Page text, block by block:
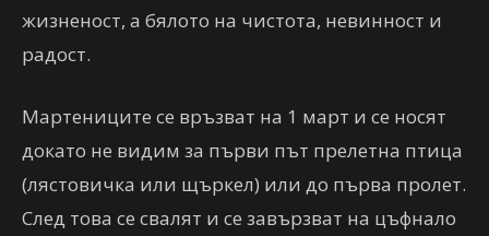
жизненост, а бялото на чистота, невинност и
радост.
Мартениците се връзват на 1 март и се носят
докато не видим за първи път прелетна птица
(лястовичка или щъркел) или до първа пролет.
След това се свалят и се завързват на цъфнало